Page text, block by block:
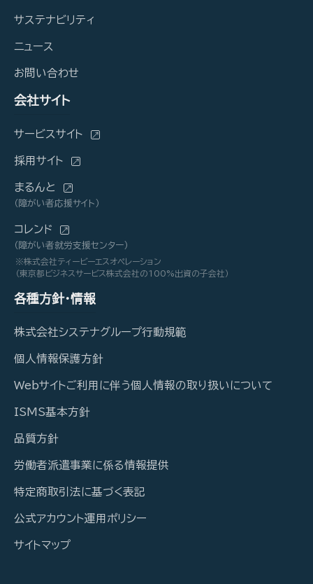
サステナビリティ
ニュース
お問い合わせ
会社サイト
サービスサイト
採用サイト
まるんと
（障がい者応援サイト）
コレンド
（障がい者就労支援センター）
※株式会社ティービーエスオペレーション
（東京都ビジネスサービス株式会社の100%出資の子会社）
各種方針・情報
株式会社システナグループ行動規範
個人情報保護方針
Webサイトご利用に伴う個人情報の取り扱いについて
ISMS基本方針
品質方針
労働者派遣事業に係る情報提供
特定商取引法に基づく表記
公式アカウント運用ポリシー
サイトマップ